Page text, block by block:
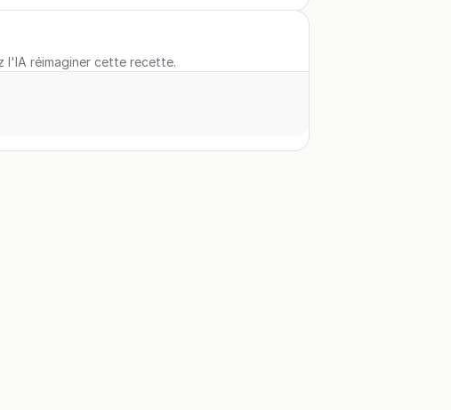
l'IA réimaginer cette recette.